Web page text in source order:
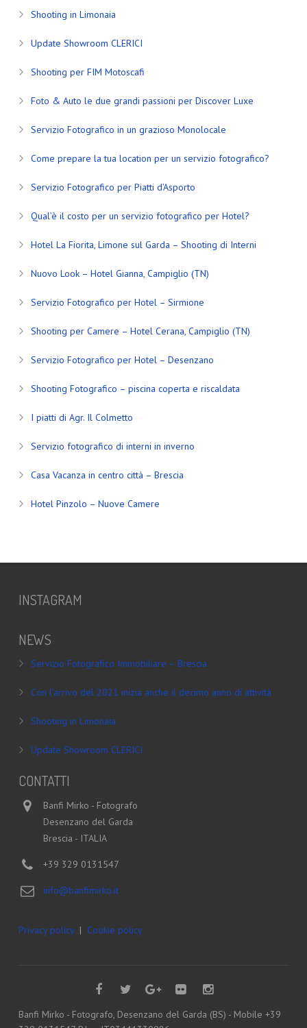
Shooting in Limonaia
Update Showroom CLERICI
Shooting per FIM Motoscafi
Foto & Auto le due grandi passioni per Discover Luxe
Servizio Fotografico in un grazioso Monolocale
Come prepare la tua location per un servizio fotografico?
Servizio Fotografico per Piatti d’Asporto
Qual’è il costo per un servizio fotografico per Hotel?
Hotel La Fiorita, Limone sul Garda – Shooting di Interni
Nuovo Look – Hotel Gianna, Campiglio (TN)
Servizio Fotografico per Hotel – Sirmione
Shooting per Camere – Hotel Cerana, Campiglio (TN)
Servizio Fotografico per Hotel – Desenzano
Shooting Fotografico – piscina coperta e riscaldata
I piatti di Agr. Il Colmetto
Servizio fotografico di interni in inverno
Casa Vacanza in centro città – Brescia
Hotel Pinzolo – Nuove Camere
INSTAGRAM
NEWS
Servizio Fotografico Immobiliare – Brescia
Con l’arrivo del 2021 inizia anche il decimo anno di attività
Shooting in Limonaia
Update Showroom CLERICI
CONTATTI
Banfi Mirko - Fotografo
Desenzano del Garda
Brescia - ITALIA
+39 329 0131547
info@banfimirko.it
Privacy policy| Cookie policy
Banfi Mirko - Fotografo, Desenzano del Garda (BS) - Mobile +39